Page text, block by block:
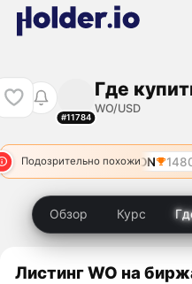
#11784
Где
WO/USD
Подозрительно похожи
RION 1480
Обзор Курс
Листинг WO на